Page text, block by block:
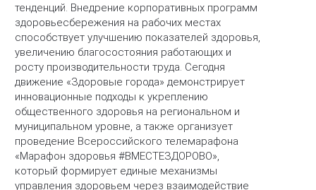
тенденций. Внедрение корпоративных программ
здоровьесбережения на рабочих местах
способствует улучшению показателей здоровья,
увеличению благосостояния работающих и
росту производительности труда. Сегодня
движение «Здоровые города» демонстрирует
инновационные подходы к укреплению
общественного здоровья на региональном и
муниципальном уровне, а также организует
проведение Всероссийского телемарафона
«Марафон здоровья #ВМЕСТЕЗДОРОВO»,
который формирует единые механизмы
управления здоровьем через взаимодействие